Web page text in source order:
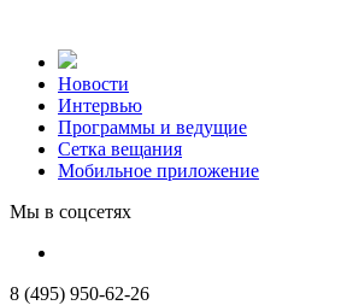
Новости
Интервью
Программы и ведущие
Сетка вещания
Мобильное приложение
Мы в соцсетях
8 (495) 950-62-26